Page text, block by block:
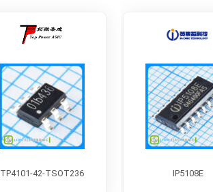
IP5108E
TP4101-42-TSOT236